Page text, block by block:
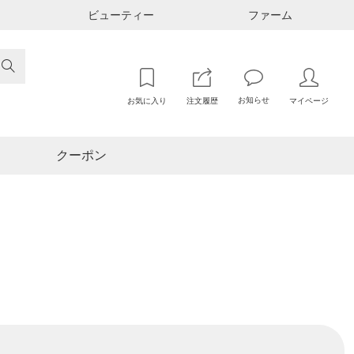
ビューティー ファーム

お気に入り 注文履歴 お知らせ マイページ
クーポン